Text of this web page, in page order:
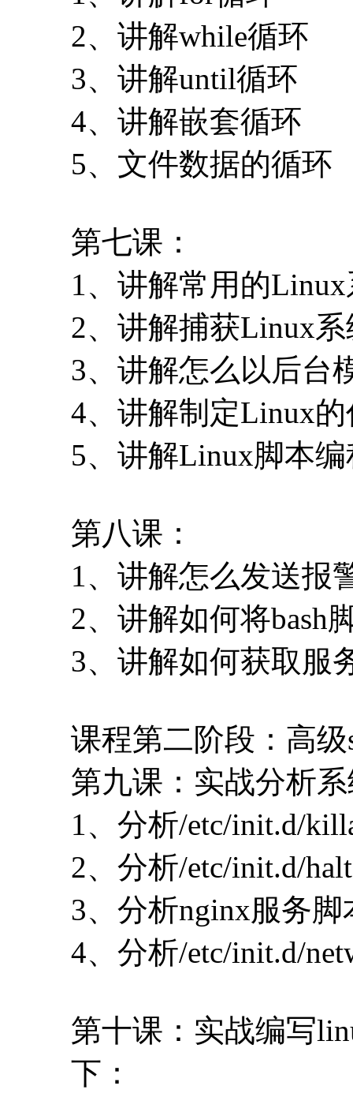
2、讲解while循环
3、讲解until循环
4、讲解嵌套循环
5、文件数据的循环
第七课：
1、讲解常用的
2、讲解捕获Linux
3、讲解怎么以后台
4、讲解制定Linux
5、讲解Linux脚本
第八课：
1、讲解怎么发送报
2、讲解如何将bash
3、讲解如何获取服
课程第二阶段：高
第九课：实战分析
1、分析/etc/init.d/
2、分析/etc/init.d/
3、分析nginx服务脚
4、分析/etc/init.d/
第十课：实战编写
下：